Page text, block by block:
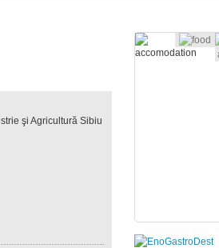
şi Agricultură Sibiu